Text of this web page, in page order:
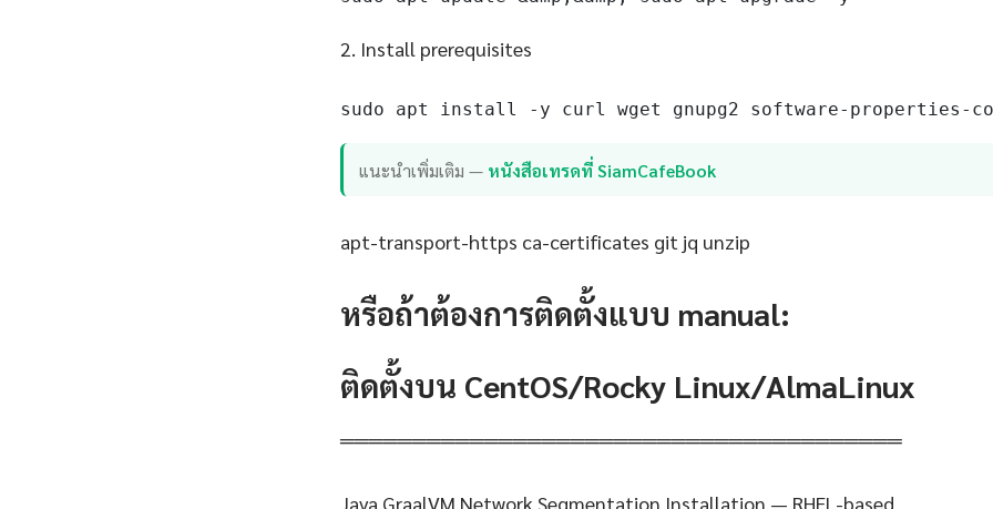
2. Install prerequisites
sudo apt install -y curl wget gnupg2 software-properties-
แนะนำเพิ่มเติม — หนังสือเทรดที่ SiamCafeBook
apt-transport-https ca-certificates git jq unzip
หรือถ้าต้องการติดตั้งแบบ manual:
ติดตั้งบน CentOS/Rocky Linux/AlmaLinux
═══════════════════════════════════════
Java GraalVM Network Segmentation Installation — RHEL-based